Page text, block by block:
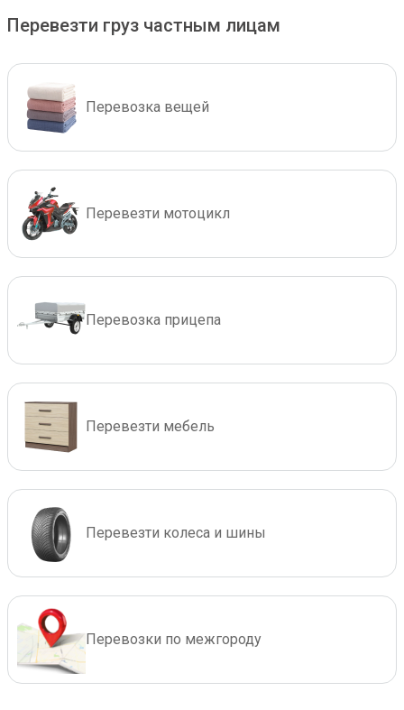
Перевезти груз частным лицам
Перевозка вещей
Перевезти мотоцикл
Перевозка прицепа
Перевезти мебель
Перевезти колеса и шины
Перевозки по межгороду